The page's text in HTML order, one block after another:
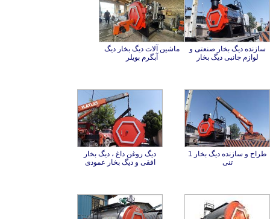
سازنده دیگ بخار صنعتی و
لوازم جانبی دیگ بخار
ماشین آلات دیگ بخار دیگ
آبگرم بویلر
طراح و سازنده دیگ بخار 1
تنی
دیگ روغن داغ ، دیگ بخار
افقی و دیگ بخار عمودی